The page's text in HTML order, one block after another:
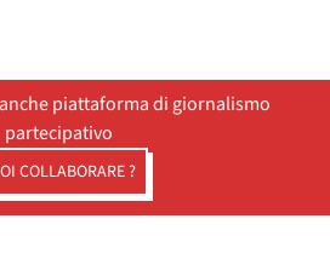
piattaforma di giornalismo
partecipativo
COLLABORARE ?